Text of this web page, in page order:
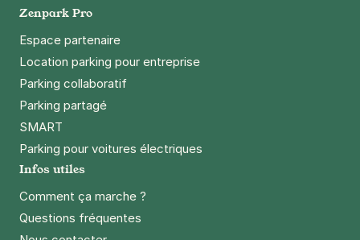
Zenpark Pro
Espace partenaire
Location parking pour entreprise
Parking collaboratif
Parking partagé
SMART
Parking pour voitures électriques
Infos utiles
Comment ça marche ?
Questions fréquentes